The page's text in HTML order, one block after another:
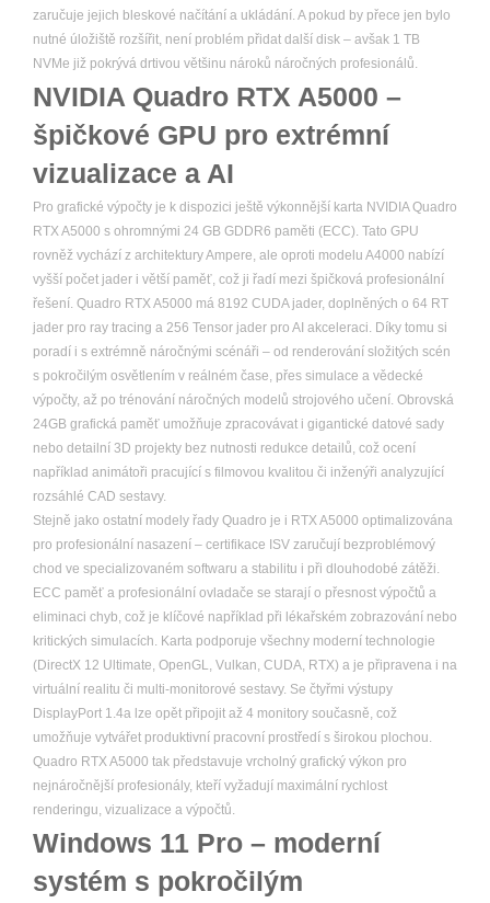
zaručuje jejich bleskové načítání a ukládání. A pokud by přece jen bylo
nutné úložiště rozšířit, není problém přidat další disk – avšak 1 TB
NVMe již pokrývá drtivou většinu nároků náročných profesionálů.
NVIDIA Quadro RTX A5000 –
špičkové GPU pro extrémní
vizualizace a AI
Pro grafické výpočty je k dispozici ještě výkonnější karta NVIDIA Quadro
RTX A5000 s ohromnými 24 GB GDDR6 paměti (ECC). Tato GPU
rovněž vychází z architektury Ampere, ale oproti modelu A4000 nabízí
vyšší počet jader i větší paměť, což ji řadí mezi špičková profesionální
řešení. Quadro RTX A5000 má 8192 CUDA jader, doplněných o 64 RT
jader pro ray tracing a 256 Tensor jader pro AI akceleraci. Díky tomu si
poradí i s extrémně náročnými scénáři – od renderování složitých scén
s pokročilým osvětlením v reálném čase, přes simulace a vědecké
výpočty, až po trénování náročných modelů strojového učení. Obrovská
24GB grafická paměť umožňuje zpracovávat i gigantické datové sady
nebo detailní 3D projekty bez nutnosti redukce detailů, což ocení
například animátoři pracující s filmovou kvalitou či inženýři analyzující
rozsáhlé CAD sestavy.
Stejně jako ostatní modely řady Quadro je i RTX A5000 optimalizována
pro profesionální nasazení – certifikace ISV zaručují bezproblémový
chod ve specializovaném softwaru a stabilitu i při dlouhodobé zátěži.
ECC paměť a profesionální ovladače se starají o přesnost výpočtů a
eliminaci chyb, což je klíčové například při lékařském zobrazování nebo
kritických simulacích. Karta podporuje všechny moderní technologie
(DirectX 12 Ultimate, OpenGL, Vulkan, CUDA, RTX) a je připravena i na
virtuální realitu či multi-monitorové sestavy. Se čtyřmi výstupy
DisplayPort 1.4a lze opět připojit až 4 monitory současně, což
umožňuje vytvářet produktivní pracovní prostředí s širokou plochou.
Quadro RTX A5000 tak představuje vrcholný grafický výkon pro
nejnáročnější profesionály, kteří vyžadují maximální rychlost
renderingu, vizualizace a výpočtů.
Windows 11 Pro – moderní
systém s pokročilým